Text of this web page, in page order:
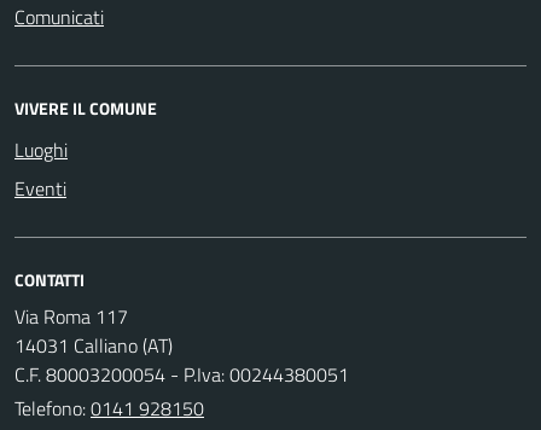
Comunicati
VIVERE IL COMUNE
Luoghi
Eventi
CONTATTI
Via Roma 117
14031 Calliano (AT)
C.F. 80003200054 - P.Iva: 00244380051
Telefono:0141 928150